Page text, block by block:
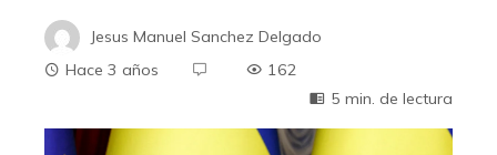
Jesus Manuel Sanchez Delgado
Hace 3 años
162
5 min. de lectura